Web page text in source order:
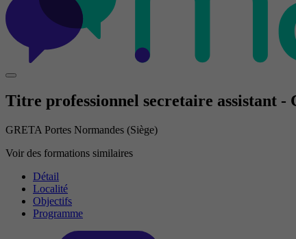
Titre professionnel secretaire assistant -
GRETA Portes Normandes (Siège)
Voir des formations similaires
Détail
Localité
Objectifs
Programme